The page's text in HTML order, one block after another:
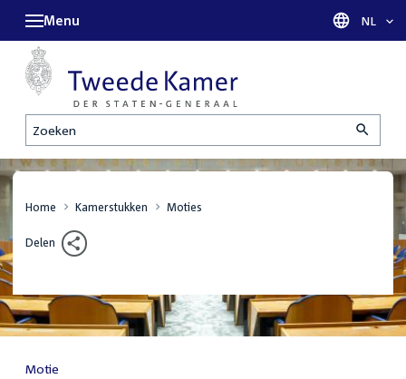
Zoeken
Menu Taal
NL
Home Kamerstukken Moties
Delen
Motie